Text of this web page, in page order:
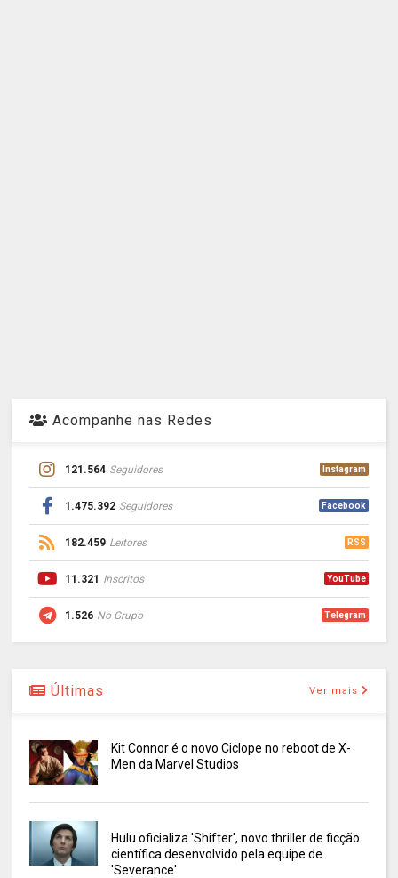
Acompanhe nas Redes
121.564 Seguidores Instagram
1.475.392 Seguidores Facebook
182.459 Leitores RSS
11.321 Inscritos YouTube
1.526 No Grupo Telegram
Últimas Ver mais
Kit Connor é o novo Ciclope no reboot de X-
Men da Marvel Studios
Hulu oficializa 'Shifter', novo thriller de ficção
científica desenvolvido pela equipe de
'Severance'